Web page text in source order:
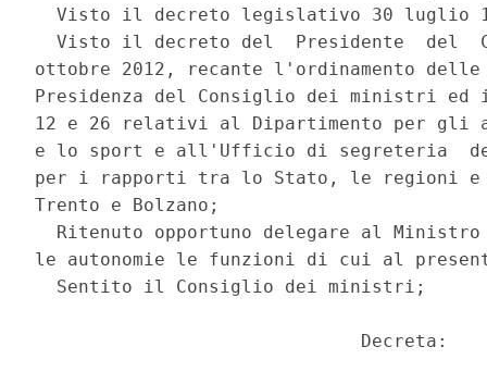
Visto il decreto legislativo 30 luglio
Visto il decreto del  Presidente  del
ottobre 2012, recante l'ordinamento
Presidenza del Consiglio dei ministri
12 e 26 relativi al Dipartimento per
e lo sport e all'Ufficio di segreteria
per i rapporti tra lo Stato, le regioni e
Trento e Bolzano;
Ritenuto opportuno delegare al
le autonomie le funzioni di cui al
  Sentito il Consiglio dei ministri;
                              Decreta: